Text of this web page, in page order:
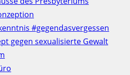
#gegendasvergessen
gegen sexualisierte Gewalt